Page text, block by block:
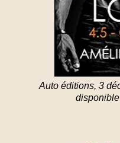
Auto éditions, 3